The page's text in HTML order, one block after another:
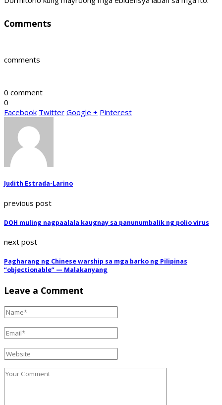
Comments
comments
0 comment
0
Facebook Twitter Google + Pinterest
Judith Estrada-Larino
previous post
DOH muling nagpaalala kaugnay sa panunumbalik ng polio virus
next post
Pagharang ng Chinese warship sa mga barko ng Pilipinas
“objectionable” — Malakanyang
Leave a Comment